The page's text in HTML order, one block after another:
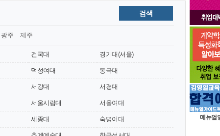
건국대 경기대(서울)
덕성여대 동국대
서강대 서경대
서울시립대 서울여대
세종대 숙명여대
광주 제주
검색
메뉴얼